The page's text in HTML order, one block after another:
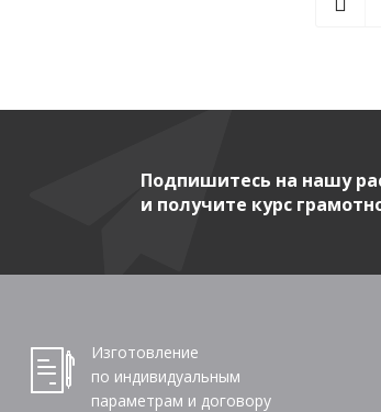
Подпишитесь на нашу
и получите курс
Изготовление
по индивидуальным
параметрам и договору